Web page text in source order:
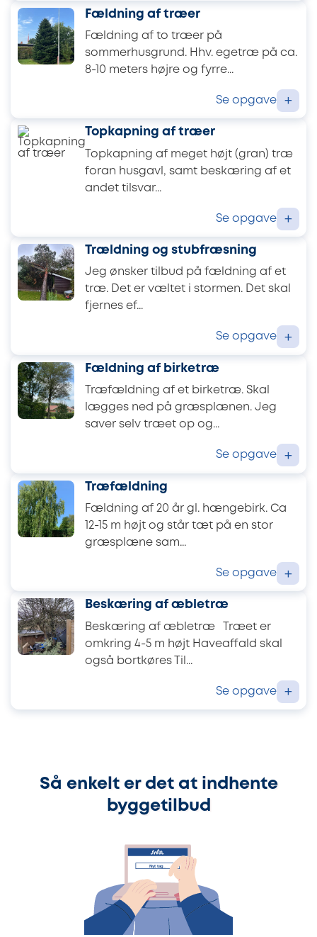
Fældning af træer
Fældning af to træer på
sommerhusgrund. Hhv. egetræ på ca.
8-10 meters højre og fyrre...
Se opgave +
Topkapning af træer
Topkapning af meget højt (gran) træ
foran husgavl, samt beskæring af et
andet tilsvar...
Se opgave +
Trældning og stubfræsning
Jeg ønsker tilbud på fældning af et
træ. Det er væltet i stormen. Det skal
fjernes ef...
Se opgave +
Fældning af birketræ
Træfældning af et birketræ. Skal
lægges ned på græsplænen. Jeg
saver selv træet op og...
Se opgave +
Træfældning
Fældning af 20 år gl. hængebirk. Ca
12-15 m højt og står tæt på en stor
græsplæne sam...
Se opgave +
Beskæring af æbletræ
Beskæring af æbletræ Træet er
omkring 4-5 m højt Haveaffald skal
også bortkøres Til...
Se opgave +
Så enkelt er det at indhente
byggetilbud